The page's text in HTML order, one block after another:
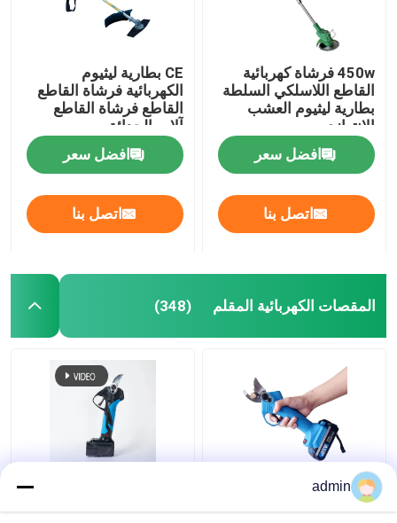
450w فرشاة كهربائية
القاطع اللاسلكي السلطة
بطارية ليثيوم العشب
الانتهازي
افضل سعر
اتصل بنا
CE بطارية ليثيوم
الكهربائية فرشاة القاطع
القاطع فرشاة القاطع
آلات الحدائق
افضل سعر
اتصل بنا
المقصات الكهربائية المقلم (348)
مقص تقليم كهربائي
لاسلكي يعمل بالبطارية
مقص تقليم كهربائي قابل
admin